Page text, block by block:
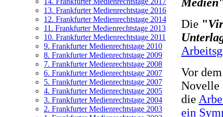
13. Frankfurter Medienrechtstage 2016
12. Frankfurter Medienrechtstage 2014
11. Frankfurter Medienrechtstage 2013
10. Frankfurter Medienrechtstage 2011
9. Frankfurter Medienrechtstage 2010
8. Frankfurter Medienrechtstage 2009
7. Frankfurter Medienrechtstage 2008
6. Frankfurter Medienrechtstage 2007
5. Frankfurter Medienrechtstage 2007
4. Frankfurter Medienrechtstage 2005
3. Frankfurter Medienrechtstage 2004
2. Frankfurter Medienrechtstage 2003
Die "
Vor
Novelle
die
ein